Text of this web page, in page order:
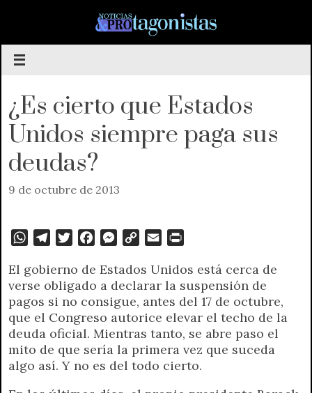
contenido
¿Es cierto que Estados
Unidos siempre paga sus
deudas?
9 de octubre de 2013
W
a
t
s
A
p
p
l
e
g
r
a
m
i
t
t
e
r
c
e
b
o
o
k
M
s
s
e
n
g
e
r
p
y
L
i
n
k
a
l
i
n
t
F
r
i
e
El gobierno de Estados Unidos está cerca de
verse obligado a declarar la suspensión de
pagos si no consigue, antes del 17 de octubre,
que el Congreso autorice elevar el techo de la
deuda oficial. Mientras tanto, se abre paso el
mito de que sería la primera vez que suceda
algo así. Y no es del todo cierto.